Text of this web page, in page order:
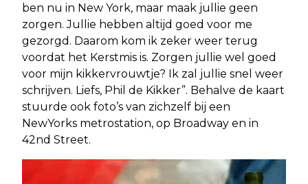
ben nu in New York, maar maak jullie geen
zorgen. Jullie hebben altijd goed voor me
gezorgd. Daarom kom ik zeker weer terug
voordat het Kerstmis is. Zorgen jullie wel goed
voor mijn kikkervrouwtje? Ik zal jullie snel weer
schrijven. Liefs, Phil de Kikker”. Behalve de kaart
stuurde ook foto’s van zichzelf bij een
NewYorks metrostation, op Broadway en in
42nd Street.